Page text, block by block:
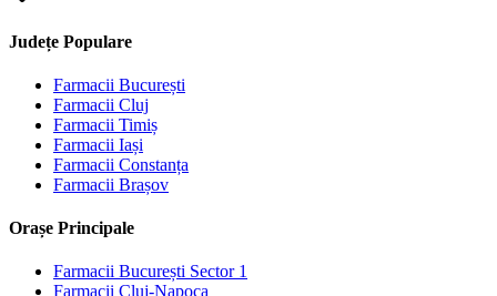
Județe Populare
Farmacii București
Farmacii Cluj
Farmacii Timiș
Farmacii Iași
Farmacii Constanța
Farmacii Brașov
Orașe Principale
Farmacii București Sector 1
Farmacii Cluj-Napoca